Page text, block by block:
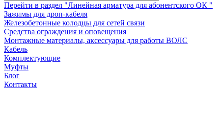
Перейти в раздел "Линейная арматура для абонентского ОК "
Зажимы для дроп-кабеля
Железобетонные колодцы для сетей связи
Средства ограждения и оповещения
Монтажные материалы, аксессуары для работы ВОЛС
Кабель
Комплектующие
Муфты
Блог
Контакты